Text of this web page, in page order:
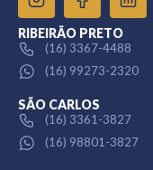
RIBEIRÃO PRETO
(16) 3367-4488
(16) 99273-2320
SÃO CARLOS
(16) 3361-3827
(16) 98801-3827